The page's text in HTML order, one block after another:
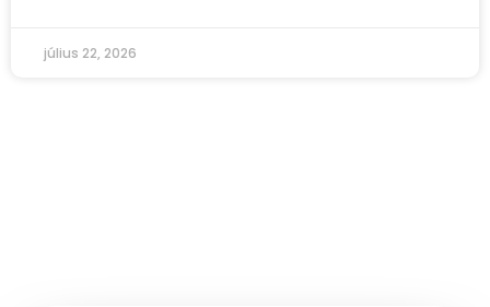
július 22, 2026